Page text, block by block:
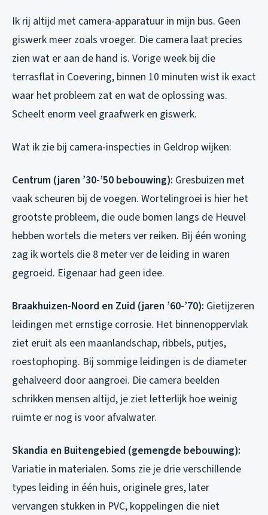
Ik rij altijd met camera-apparatuur in mijn bus. Geen
giswerk meer zoals vroeger. Die camera laat precies
zien wat er aan de hand is. Vorige week bij die
terrasflat in Coevering, binnen 10 minuten wist ik exact
waar het probleem zat en wat de oplossing was.
Scheelt enorm veel graafwerk en giswerk.
Wat ik zie bij camera-inspecties in Geldrop wijken:
Centrum (jaren ’30-’50 bebouwing): Gresbuizen met
vaak scheuren bij de voegen. Wortelingroei is hier het
grootste probleem, die oude bomen langs de Heuvel
hebben wortels die meters ver reiken. Bij één woning
zag ik wortels die 8 meter ver de leiding in waren
gegroeid. Eigenaar had geen idee.
Braakhuizen-Noord en Zuid (jaren ’60-’70): Gietijzeren
leidingen met ernstige corrosie. Het binnenoppervlak
ziet eruit als een maanlandschap, ribbels, putjes,
roestophoping. Bij sommige leidingen is de diameter
gehalveerd door aangroei. Die camera beelden
schrikken mensen altijd, je ziet letterlijk hoe weinig
ruimte er nog is voor afvalwater.
Skandia en Buitengebied (gemengde bebouwing):
Variatie in materialen. Soms zie je drie verschillende
types leiding in één huis, originele gres, later
vervangen stukken in PVC, koppelingen die niet